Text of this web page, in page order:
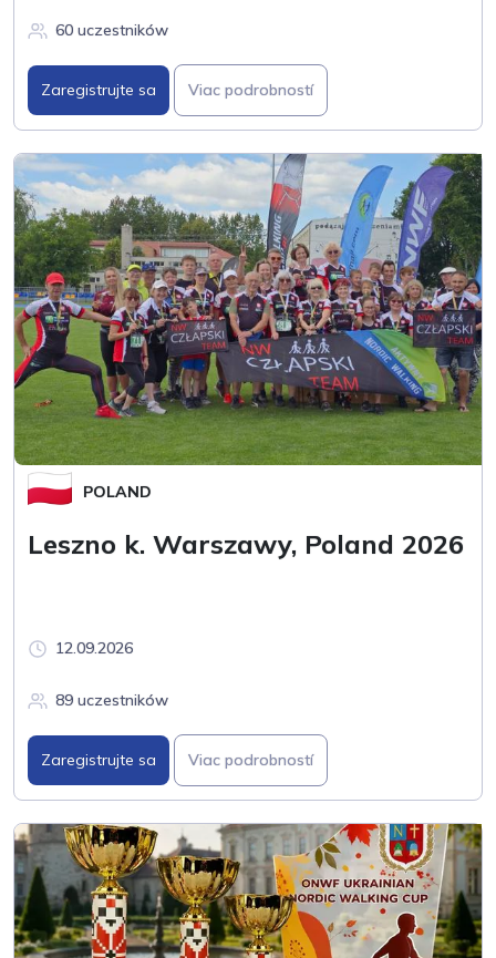
60 uczestników
Zaregistrujte sa Viac podrobností
POLAND
Leszno k. Warszawy, Poland 2026
12.09.2026
89 uczestników
Zaregistrujte sa Viac podrobností